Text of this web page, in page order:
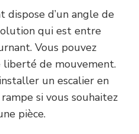
dispose d’un angle de
qui est entre
Vous pouvez
liberté de mouvement.
un escalier en
si vous souhaitez
pièce.